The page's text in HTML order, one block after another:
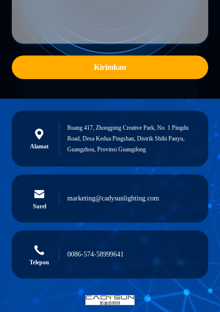
Kirimkan
Alamat
Ruang 417, Zhongping Creative Park, No. 1 Pingdu
Road, Desa Kedua Pingshan, Distrik Shibi Panyu,
Guangzhou, Provinsi Guangdong
Surel
marketing@cadysunlighting.com
Telepon
0086-574-58999641